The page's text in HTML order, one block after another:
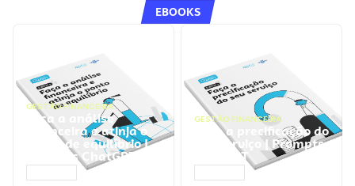
EBOOKS
GESTÃO FINANCEIRA
Faça a análise
financeira e atinja o
ponto de equilíbrio |
Prompts ChatGPT
GESTÃO FINANCEIRA
Faça a precificação do
seu serviço | Prompts
ChatGPT